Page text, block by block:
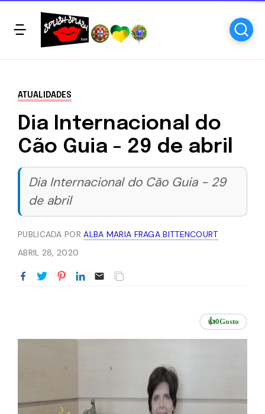
ATUALIDADES
Dia Internacional do
Cão Guia - 29 de abril
Dia Internacional do Cão Guia - 29
de abril
PUBLICADA PORALBA MARIA FRAGA BITTENCOURT
ABRIL 28, 2020
👍0Gosto